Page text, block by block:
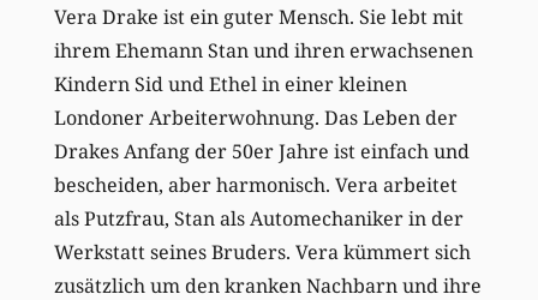
Vera Drake ist ein guter Mensch. Sie lebt mit
ihrem Ehemann Stan und ihren erwachsenen
Kindern Sid und Ethel in einer kleinen
Londoner Arbeiterwohnung. Das Leben der
Drakes Anfang der 50er Jahre ist einfach und
bescheiden, aber harmonisch. Vera arbeitet
als Putzfrau, Stan als Automechaniker in der
Werkstatt seines Bruders. Vera kümmert sich
zusätzlich um den kranken Nachbarn und ihre